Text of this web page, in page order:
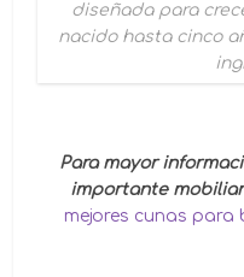
diseñada para
nacido hasta cinco
Para mayor
importante
mejores cunas para